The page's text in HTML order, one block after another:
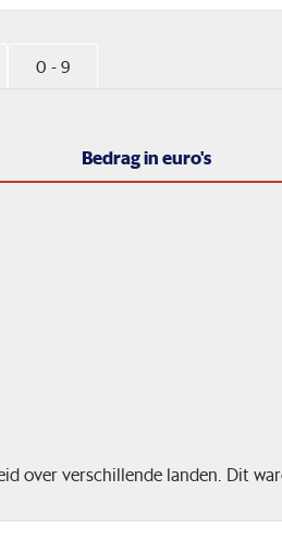
0 - 9
Bedrag in euro's
over verschillende landen. Dit